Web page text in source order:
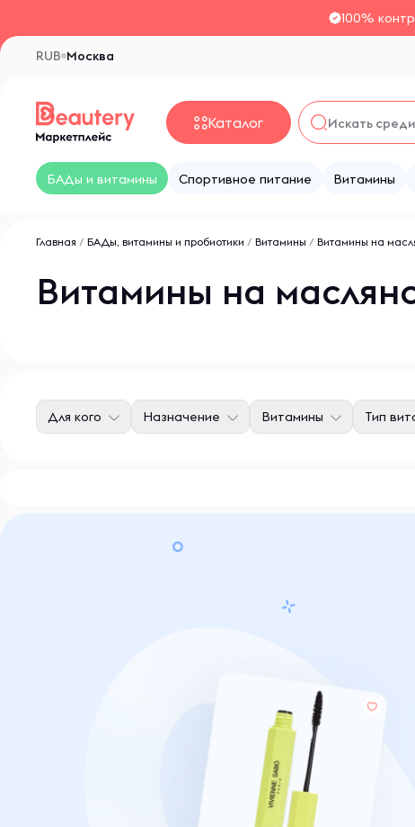
100%
Москва
RUB
Каталог
БАДы и витамины Спортивное питание Витамины
Главная / БАДы, витамины и пробиотики / Витамины / Витамины на
Витамины на
Для кого Назначение Витамины Тип